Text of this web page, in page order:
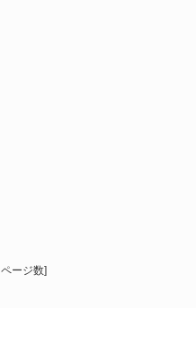
ページ数]